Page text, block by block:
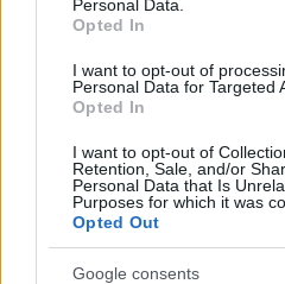
Personal Data.
Opted In
I want to opt-out of
Personal Data for Targeted
Opted In
I want to opt-out of
Retention, Sale, and/or
Personal Data that Is
Purposes for which it was
Opted Out
Google consents
βίντεο ενώ φουντώνουν οι
φήμες για το αν βρίσκεται
στη ζωή